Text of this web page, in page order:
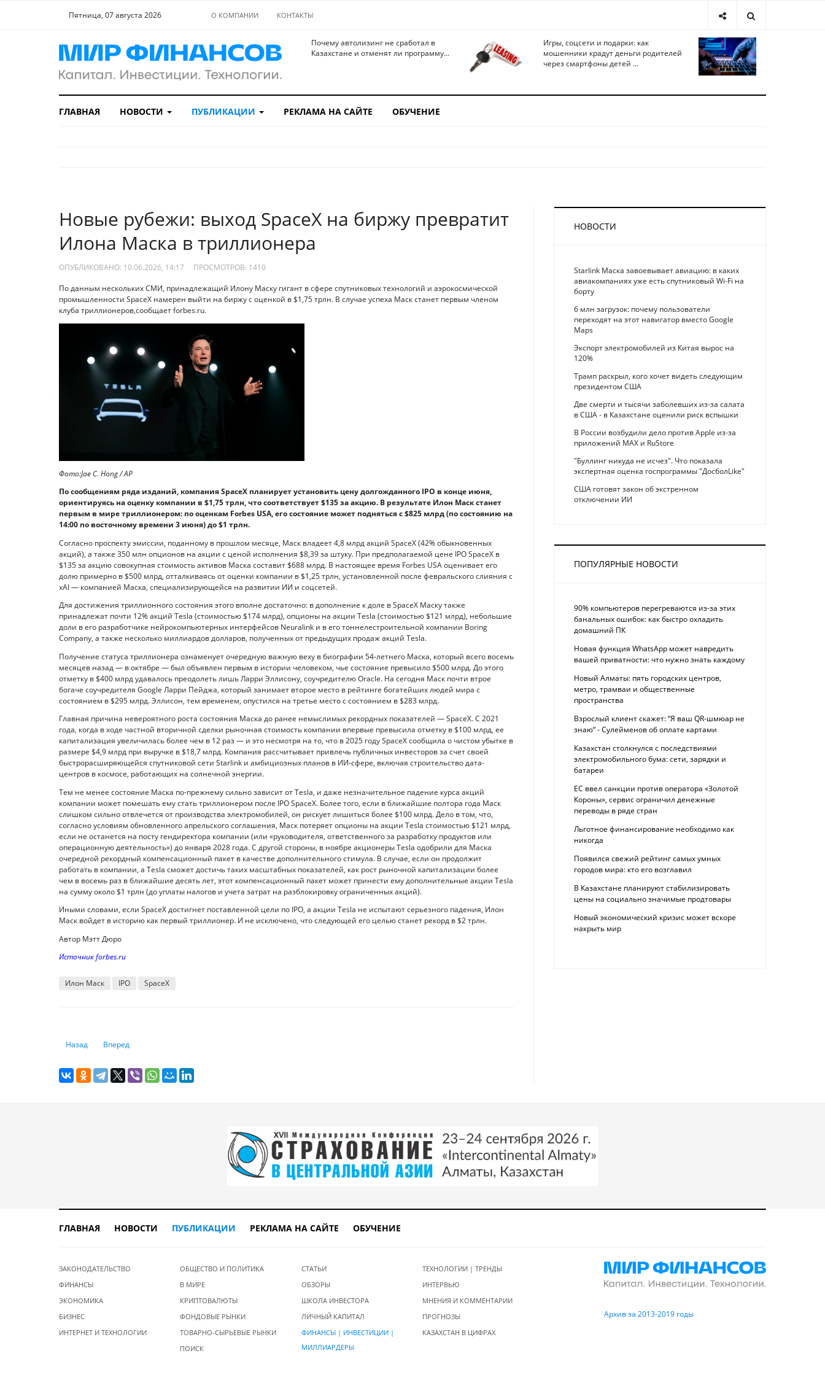
Пятница, 07 августа 2026 О КОМПАНИИ КОНТАКТЫ
Почему автолизинг не сработал в
Казахстане и отменят ли программу...
Игры, соцсети и подарки: как
мошенники крадут деньги родителей
через смартфоны детей ...
ГЛАВНАЯ НОВОСТИ ПУБЛИКАЦИИ РЕКЛАМА НА САЙТЕ ОБУЧЕНИЕ
Новые рубежи: выход SpaceX на биржу превратит
Илона Маска в триллионера
ОПУБЛИКОВАНО: 10.06.2026, 14:17 ПРОСМОТРОВ: 1410
По данным нескольких СМИ, принадлежащий Илону Маску гигант в сфере спутниковых технологий и аэрокосмической
промышленности SpaceX намерен выйти на биржу с оценкой в $1,75 трлн. В случае успеха Маск станет первым членом
клуба триллионеров,сообщает forbes.ru.
Фото:Jae C. Hong / AP
По сообщениям ряда изданий, компания SpaceX планирует установить цену долгожданного IPO в конце июня,
ориентируясь на оценку компании в $1,75 трлн, что соответствует $135 за акцию. В результате Илон Маск станет
первым в мире триллионером: по оценкам Forbes USA, его состояние может подняться с $825 млрд (по состоянию на
14:00 по восточному времени 3 июня) до $1 трлн.
Согласно проспекту эмиссии, поданному в прошлом месяце, Маск владеет 4,8 млрд акций SpaceX (42% обыкновенных
акций), а также 350 млн опционов на акции с ценой исполнения $8,39 за штуку. При предполагаемой цене IPO SpaceX в
$135 за акцию совокупная стоимость активов Маска составит $688 млрд. В настоящее время Forbes USA оценивает его
долю примерно в $500 млрд, отталкиваясь от оценки компании в $1,25 трлн, установленной после февральского слияния с
xAI — компанией Маска, специализирующейся на развитии ИИ и соцсетей.
Для достижения триллионного состояния этого вполне достаточно: в дополнение к доле в SpaceX Маску также
принадлежат почти 12% акций Tesla (стоимостью $174 млрд), опционы на акции Tesla (стоимостью $121 млрд), небольшие
доли в его разработчике нейрокомпьютерных интерфейсов Neuralink и в его тоннелестроительной компании Boring
Company, а также несколько миллиардов долларов, полученных от предыдущих продаж акций Tesla.
Получение статуса триллионера ознаменует очередную важную веху в биографии 54-летнего Маска, который всего восемь
месяцев назад — в октябре — был объявлен первым в истории человеком, чье состояние превысило $500 млрд. До этого
отметку в $400 млрд удавалось преодолеть лишь Ларри Эллисону, соучредителю Oracle. На сегодня Маск почти втрое
богаче соучредителя Google Ларри Пейджа, который занимает второе место в рейтинге богатейших людей мира с
состоянием в $295 млрд. Эллисон, тем временем, опустился на третье место с состоянием в $283 млрд.
Главная причина невероятного роста состояния Маска до ранее немыслимых рекордных показателей — SpaceX. С 2021
года, когда в ходе частной вторичной сделки рыночная стоимость компании впервые превысила отметку в $100 млрд, ее
капитализация увеличилась более чем в 12 раз — и это несмотря на то, что в 2025 году SpaceX сообщила о чистом убытке в
размере $4,9 млрд при выручке в $18,7 млрд. Компания рассчитывает привлечь публичных инвесторов за счет своей
быстрорасширяющейся спутниковой сети Starlink и амбициозных планов в ИИ-сфере, включая строительство дата-
центров в космосе, работающих на солнечной энергии.
Тем не менее состояние Маска по-прежнему сильно зависит от Tesla, и даже незначительное падение курса акций
компании может помешать ему стать триллионером после IPO SpaceX. Более того, если в ближайшие полтора года Маск
слишком сильно отвлечется от производства электромобилей, он рискует лишиться более $100 млрд. Дело в том, что,
согласно условиям обновленного апрельского соглашения, Маск потеряет опционы на акции Tesla стоимостью $121 млрд,
если не останется на посту гендиректора компании (или «руководителя, ответственного за разработку продуктов или
операционную деятельность») до января 2028 года. С другой стороны, в ноябре акционеры Tesla одобрили для Маска
очередной рекордный компенсационный пакет в качестве дополнительного стимула. В случае, если он продолжит
работать в компании, а Tesla сможет достичь таких масштабных показателей, как рост рыночной капитализации более
чем в восемь раз в ближайшие десять лет, этот компенсационный пакет может принести ему дополнительные акции Tesla
на сумму около $1 трлн (до уплаты налогов и учета затрат на разблокировку ограниченных акций).
Иными словами, если SpaceX достигнет поставленной цели по IPO, а акции Tesla не испытают серьезного падения, Илон
Маск войдет в историю как первый триллионер. И не исключено, что следующей его целью станет рекорд в $2 трлн.
Автор Мэтт Дюро
Источник forbes.ru
Илон Маск IPO SpaceX
Предыдущий: Топ-5 игроков чемпионата мира, которые стали открытиями
Назад Следующий: 9 российских миллиардеров, которые руководят отечественным спортом — 2026
Вперед
НОВОСТИ
Starlink Маска завоевывает авиацию: в каких
авиакомпаниях уже есть спутниковый Wi-Fi на
борту
6 млн загрузок: почему пользователи
переходят на этот навигатор вместо Google
Maps
Экспорт электромобилей из Китая вырос на
120%
Трамп раскрыл, кого хочет видеть следующим
президентом США
Две смерти и тысячи заболевших из-за салата
в США - в Казахстане оценили риск вспышки
В России возбудили дело против Apple из-за
приложений MAX и RuStore
"Буллинг никуда не исчез". Что показала
экспертная оценка госпрограммы "ДосболLike"
США готовят закон об экстренном
отключении ИИ
ПОПУЛЯРНЫЕ НОВОСТИ
90% компьютеров перегреваются из-за этих
банальных ошибок: как быстро охладить
домашний ПК
Новая функция WhatsApp может навредить
вашей приватности: что нужно знать каждому
Новый Алматы: пять городских центров,
метро, трамваи и общественные
пространства
Взрослый клиент скажет: “Я ваш QR-шмюар не
знаю“ - Сулейменов об оплате картами
Казахстан столкнулся с последствиями
электромобильного бума: сети, зарядки и
батареи
ЕС ввел санкции против оператора «Золотой
Короны», сервис ограничил денежные
переводы в ряде стран
Льготное финансирование необходимо как
никогда
Появился свежий рейтинг самых умных
городов мира: кто его возглавил
В Казахстане планируют стабилизировать
цены на социально значимые продтовары
Новый экономический кризис может вскоре
накрыть мир
ГЛАВНАЯ НОВОСТИ ПУБЛИКАЦИИ РЕКЛАМА НА САЙТЕ ОБУЧЕНИЕ
ЗАКОНОДАТЕЛЬСТВО
ФИНАНСЫ
ЭКОНОМИКА
БИЗНЕС
ИНТЕРНЕТ И ТЕХНОЛОГИИ
ОБЩЕСТВО И ПОЛИТИКА
В МИРЕ
КРИПТОВАЛЮТЫ
ФОНДОВЫЕ РЫНКИ
ТОВАРНО-СЫРЬЕВЫЕ РЫНКИ
ПОИСК
СТАТЬИ
ОБЗОРЫ
ШКОЛА ИНВЕСТОРА
ЛИЧНЫЙ КАПИТАЛ
ФИНАНСЫ | ИНВЕСТИЦИИ |
МИЛЛИАРДЕРЫ
ТЕХНОЛОГИИ | ТРЕНДЫ
ИНТЕРВЬЮ
МНЕНИЯ И КОММЕНТАРИИ
ПРОГНОЗЫ
КАЗАХСТАН В ЦИФРАХ
Архив за 2013-2019 годы